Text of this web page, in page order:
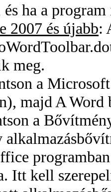
ha a
2007 és újabb:
meg.
a
, majdA Word
a
Itt kell